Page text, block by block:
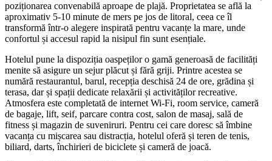
poziționarea convenabilă aproape de plajă. Proprietatea se află la
aproximativ 5-10 minute de mers pe jos de litoral, ceea ce îl
transformă într-o alegere inspirată pentru vacanțe la mare, unde
confortul și accesul rapid la nisipul fin sunt esențiale.
Hotelul pune la dispoziția oaspeților o gamă generoasă de facilități
menite să asigure un sejur plăcut și fără griji. Printre acestea se
numără restaurantul, barul, recepția deschisă 24 de ore, grădina și
terasa, dar și spații dedicate relaxării și activităților recreative.
Atmosfera este completată de internet Wi-Fi, room service, cameră
de bagaje, lift, seif, parcare contra cost, salon de masaj, sală de
fitness și magazin de suveniruri. Pentru cei care doresc să îmbine
vacanța cu mișcarea sau distracția, hotelul oferă și teren de tenis,
biliard, darts, închirieri de biciclete și cameră de joacă.